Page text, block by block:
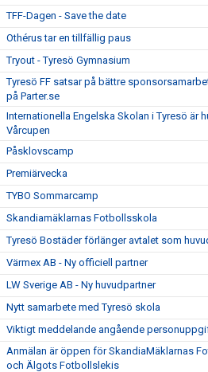
TFF-Dagen - Save the date
Othérus tar en tillfällig paus
Tryout - Tyresö Gymnasium
Tyresö FF satsar på bättre
på Parter.se
Internationella Engelska Skolan i Tyresö är
Vårcupen
Påsklovscamp
Premiärvecka
TYBO Sommarcamp
Skandiamäklarnas Fotbollsskola
Tyresö Bostäder förlänger avtalet som
Värmex AB - Ny officiell partner
LW Sverige AB - Ny huvudpartner
Nytt samarbete med Tyresö skola
Viktigt meddelande angående
Anmälan är öppen för SkandiaMäklarnas
och Älgots Fotbollslekis